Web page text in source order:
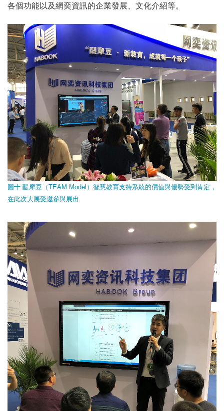
各個功能以及網奕資訊的企業發展、文化介紹等。
圖十 醍摩豆（TEAM Model）智慧教育支持系統的價值與優勢受到肯定，
在此次大展受邀參與展出